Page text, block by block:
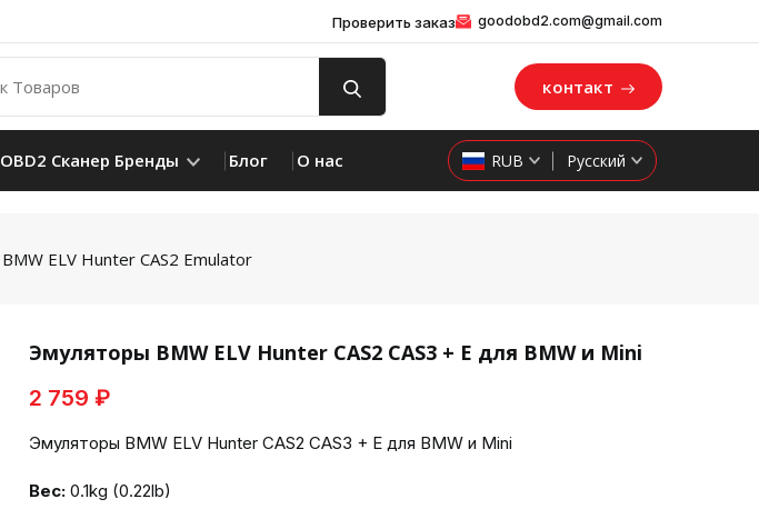
Проверить заказ goodobd2.com@gmail.com
контакт
OBD2 Сканер Бренды Блог О нас RUB Русский
BMW ELV Hunter CAS2 Emulator
product view
Эмуляторы BMW ELV Hunter CAS2 CAS3 + E для BMW и Mini
2 759 ₽
Эмуляторы BMW ELV Hunter CAS2 CAS3 + E для BMW и Mini
Вес: 0.1kg (0.22lb)